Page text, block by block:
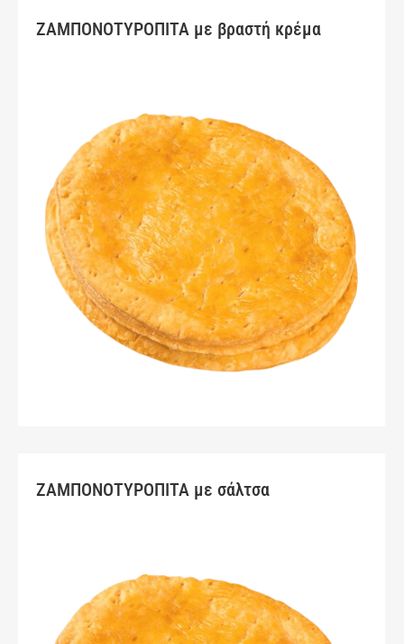
ΖΑΜΠΟΝΟΤΥΡΟΠΙΤΑ με βραστή κρέμα
ΖΑΜΠΟΝΟΤΥΡΟΠΙΤΑ με σάλτσα